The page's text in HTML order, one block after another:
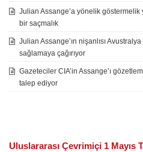
Julian Assange’a yönelik göstermelik
bir saçmalık
Julian Assange’ın nişanlısı
sağlamaya çağırıyor
Gazeteciler CIA’in Assange’ı
talep ediyor
Uluslararası Çevrimiçi 1 Mayıs